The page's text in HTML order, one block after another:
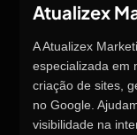
Atualizex
A Atualizex
especializada em
criação de sites,
no Google.
visibilidade na